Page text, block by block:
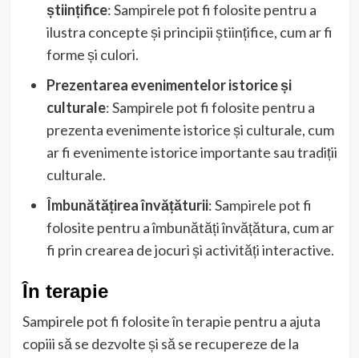
științifice: Sampirele pot fi folosite pentru a
ilustra concepte și principii științifice, cum ar fi
forme și culori.
Prezentarea evenimentelor istorice și
culturale: Sampirele pot fi folosite pentru a
prezenta evenimente istorice și culturale, cum
ar fi evenimente istorice importante sau tradiții
culturale.
Îmbunătățirea învățăturii: Sampirele pot fi
folosite pentru a îmbunătăți învățătura, cum ar
fi prin crearea de jocuri și activități interactive.
În terapie
Sampirele pot fi folosite în terapie pentru a ajuta
copiii să se dezvolte și să se recupereze de la